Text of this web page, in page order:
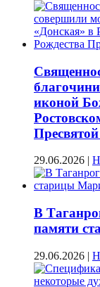
иконой
29.06.2026 |
В
памяти
29.06.2026 |